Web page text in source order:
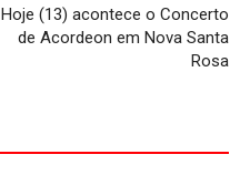
Hoje (13) acontece o Concerto
de Acordeon em Nova Santa
Rosa